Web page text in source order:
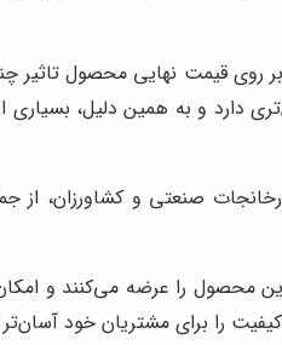
روی قیمت نهایی محصول تاثیر
دارد و به همین دلیل،
صنعتی و کشاورزان، از
محصول را عرضه می‌کنند و
را برای مشتریان خود